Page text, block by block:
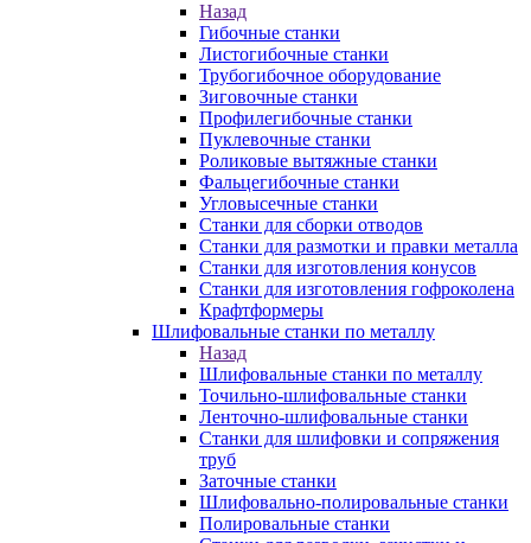
Назад
Гибочные станки
Листогибочные станки
Трубогибочное оборудование
Зиговочные станки
Профилегибочные станки
Пуклевочные станки
Роликовые вытяжные станки
Фальцегибочные станки
Угловысечные станки
Станки для сборки отводов
Станки для размотки и правки металла
Станки для изготовления конусов
Станки для изготовления гофроколена
Крафтформеры
Шлифовальные станки по металлу
Назад
Шлифовальные станки по металлу
Точильно-шлифовальные станки
Ленточно-шлифовальные станки
Станки для шлифовки и сопряжения
труб
Заточные станки
Шлифовально-полировальные станки
Полировальные станки